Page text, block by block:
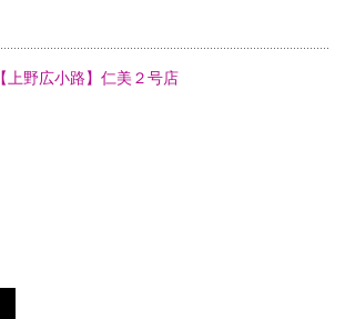
【上野広小路】仁美２号店